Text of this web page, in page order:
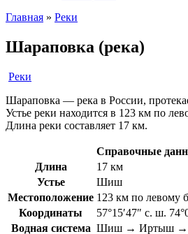
Главная » Реки
Шараповка (река)
Реки
Шараповка — река в России,
Устье реки находится в 123 км по
Длина реки составляет 17 км.
Справочные
Длина
17 км
Устье
Шиш
Местоположение 123 км по левому
Координаты
57°15′47″ с. ш.
Водная система Шиш → Иртыш →